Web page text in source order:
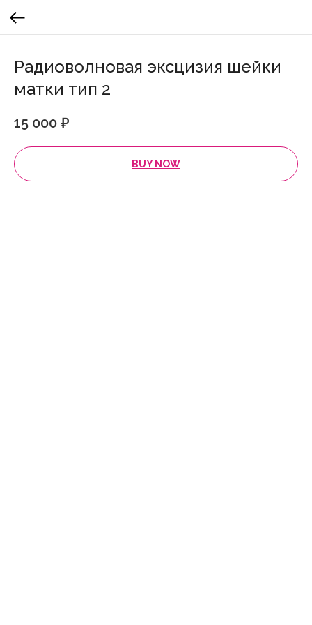
Радиоволновая эксцизия шейки
матки тип 2
15 000 ₽
BUY NOW